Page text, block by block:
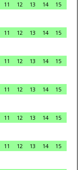
11 12 13 14
15
11 12 13 14
15
11 12 13 14
15
11 12 13 14
15
11 12 13 14
15
11 12 13 14
15